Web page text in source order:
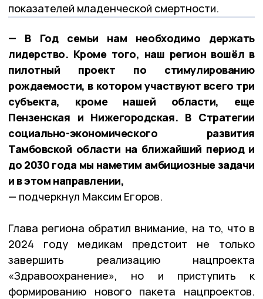
показателей младенческой смертности.
— В Год семьи нам необходимо держать
лидерство. Кроме того, наш регион вошёл в
пилотный проект по стимулированию
рождаемости, в котором участвуют всего три
субъекта, кроме нашей области, еще
Пензенская и Нижегородская. В Стратегии
социально-экономического развития
Тамбовской области на ближайший период и
до 2030 года мы наметим амбициозные задачи
и в этом направлении,
— подчеркнул Максим Егоров.
Глава региона обратил внимание, на то, что в
2024 году медикам предстоит не только
завершить реализацию нацпроекта
«Здравоохранение», но и приступить к
формированию нового пакета нацпроектов.